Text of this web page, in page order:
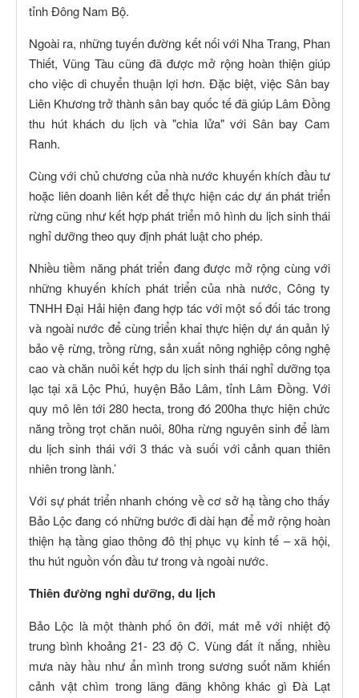
tỉnh Đông Nam Bộ.
Ngoài ra, những tuyến đường kết nối với Nha Trang, Phan
Thiết, Vũng Tàu cũng đã được mở rộng hoàn thiện giúp
cho việc di chuyển thuận lợi hơn. Đặc biệt, việc Sân bay
Liên Khương trở thành sân bay quốc tế đã giúp Lâm Đồng
thu hút khách du lịch và "chia lửa" với Sân bay Cam
Ranh.
Cùng với chủ chương của nhà nước khuyến khích đầu tư
hoặc liên doanh liên kết để thực hiện các dự án phát triển
rừng cũng như kết hợp phát triển mô hình du lịch sinh thái
nghỉ dưỡng theo quy định phát luật cho phép.
Nhiều tiềm năng phát triển đang được mở rộng cùng với
những khuyến khích phát triển của nhà nước, Công ty
TNHH Đại Hải hiện đang hợp tác với một số đối tác trong
và ngoài nước để cùng triển khai thực hiện dự án quản lý
bảo vệ rừng, trồng rừng, sản xuất nông nghiệp công nghệ
cao và chăn nuôi kết hợp du lịch sinh thái nghỉ dưỡng tọa
lạc tại xã Lộc Phú, huyện Bảo Lâm, tỉnh Lâm Đồng. Với
quy mô lên tới 280 hecta, trong đó 200ha thực hiện chức
năng trồng trọt chăn nuôi, 80ha rừng nguyên sinh để làm
du lịch sinh thái với 3 thác và suối với cảnh quan thiên
nhiên trong lành.’
Với sự phát triển nhanh chóng về cơ sở hạ tầng cho thấy
Bảo Lộc đang có những bước đi dài hạn để mở rộng hoàn
thiện hạ tầng giao thông đô thị phục vụ kinh tế – xã hội,
thu hút nguồn vốn đầu tư trong và ngoài nước.
Thiên đường nghỉ dưỡng, du lịch
Bảo Lộc là một thành phố ôn đới, mát mẻ với nhiệt độ
trung bình khoảng 21- 23 độ C. Vùng đất ít nắng, nhiều
mưa này hầu như ẩn mình trong sương suốt năm khiến
cảnh vật chìm trong lãng đãng không khác gì Đà Lạt